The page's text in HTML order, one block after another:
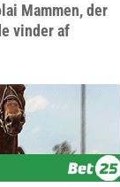
Mammen, der
vinder af